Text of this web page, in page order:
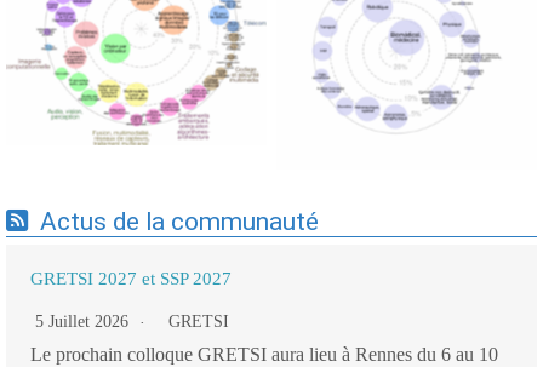
Expertises du GdR -
cartographie par Axes -
19/09/2025
Expertises du GdR -
cartographie par mots-clés
applicatifs - 19/09/2025
Actus de la communauté
GRETSI 2027 et SSP 2027
5 Juillet 2026 GRETSI
Le prochain colloque GRETSI aura lieu à Rennes du 6 au 10